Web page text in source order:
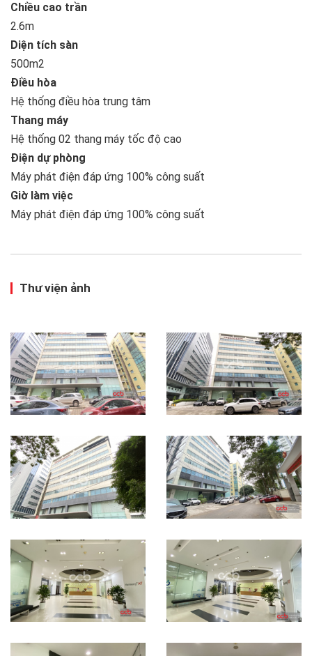
Chiều cao trần
2.6m
Diện tích sàn
500m2
Điều hòa
Hệ thống điều hòa trung tâm
Thang máy
Hệ thống 02 thang máy tốc độ cao
Điện dự phòng
Máy phát điện đáp ứng 100% công suất
Giờ làm việc
Máy phát điện đáp ứng 100% công suất
Thư viện ảnh